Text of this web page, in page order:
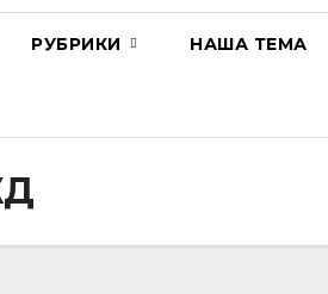
РУБРИКИ НАША ТЕМА